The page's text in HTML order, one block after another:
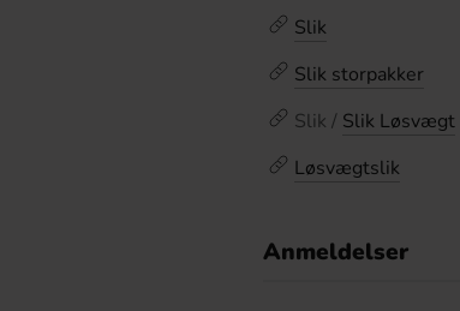
Slik
Slik storpakker
Slik / Slik Løsvægt
Løsvægtslik
Anmeldelser